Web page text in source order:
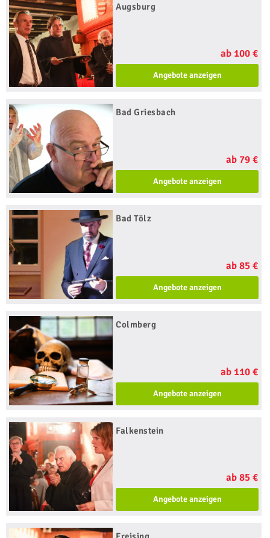
Augsburg
ab 100 €
Angebote anzeigen
Bad Griesbach
ab 79 €
Angebote anzeigen
Bad Tölz
ab 85 €
Angebote anzeigen
Colmberg
ab 110 €
Angebote anzeigen
Falkenstein
ab 85 €
Angebote anzeigen